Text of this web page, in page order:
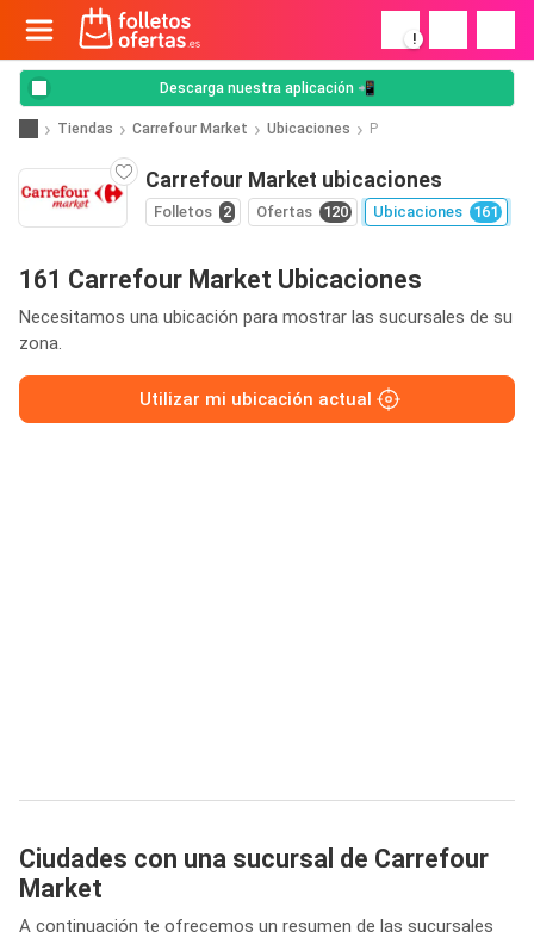
!
Descarga nuestra aplicación 📲
Tiendas Carrefour Market Ubicaciones P
Carrefour Market ubicaciones
Folletos 2 Ofertas 120 Ubicaciones 161
161 Carrefour Market Ubicaciones
Necesitamos una ubicación para mostrar las sucursales de su
zona.
Utilizar mi ubicación actual
Ciudades con una sucursal de Carrefour
Market
A continuación te ofrecemos un resumen de las sucursales